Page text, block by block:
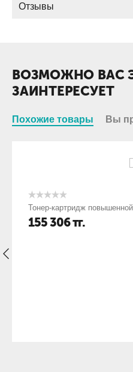
Отзывы
ВОЗМОЖНО ВАС
ЗАИНТЕРЕСУЕТ
Похожие товары Вы
Тонер-картридж
155 306тг.